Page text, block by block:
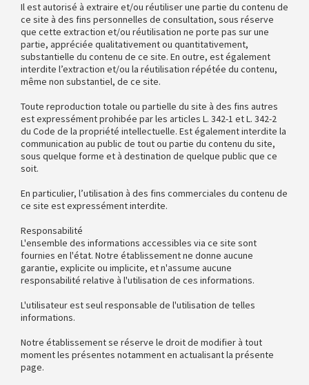
Il est autorisé à extraire et/ou réutiliser une partie du contenu de
ce site à des fins personnelles de consultation, sous réserve
que cette extraction et/ou réutilisation ne porte pas sur une
partie, appréciée qualitativement ou quantitativement,
substantielle du contenu de ce site. En outre, est également
interdite l’extraction et/ou la réutilisation répétée du contenu,
même non substantiel, de ce site.
Toute reproduction totale ou partielle du site à des fins autres
est expressément prohibée par les articles L. 342-1 et L. 342-2
du Code de la propriété intellectuelle. Est également interdite la
communication au public de tout ou partie du contenu du site,
sous quelque forme et à destination de quelque public que ce
soit.
En particulier, l’utilisation à des fins commerciales du contenu de
ce site est expressément interdite.
Responsabilité
L'ensemble des informations accessibles via ce site sont
fournies en l'état. Notre établissement ne donne aucune
garantie, explicite ou implicite, et n'assume aucune
responsabilité relative à l'utilisation de ces informations.
L'utilisateur est seul responsable de l'utilisation de telles
informations.
Notre établissement se réserve le droit de modifier à tout
moment les présentes notamment en actualisant la présente
page.